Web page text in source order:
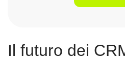
Il futuro dei